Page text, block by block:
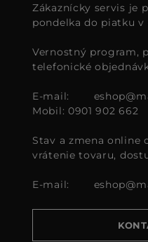
Zákaznícky servis je
pondelka do piatku v
Vernostný program,
telefonické
E-mail:
Mobil: 0901 902 662
Stav a zmena online
vrátenie tovaru,
E-mail: